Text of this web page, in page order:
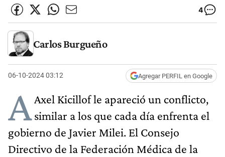
4
Carlos Burgueño
06-10-2024 03:12 Agregar PERFIL en Google
AAxel Kicillof le apareció un conflicto,
similar a los que cada día enfrenta el
gobierno de Javier Milei. El Consejo
Directivo de la Federación Médica de la